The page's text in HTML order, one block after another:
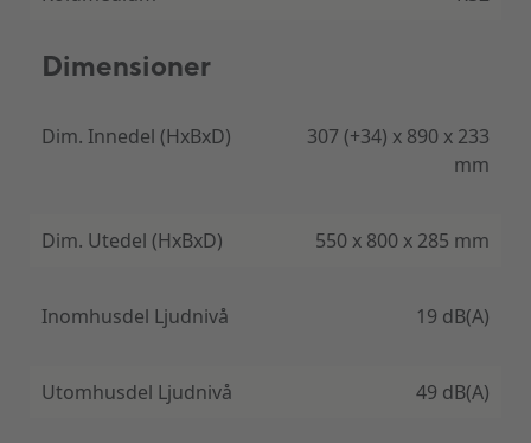
väggmonterade enheten och i en lämplig
matchningsfärg.
Dimensioner
Dim. Innedel (HxBxD)
307 (+34) x 890 x 233
mm
Dim. Utedel (HxBxD) 550 x 800 x 285 mm
Inomhusdel Ljudnivå 19 dB(A)
Utomhusdel Ljudnivå 49 dB(A)